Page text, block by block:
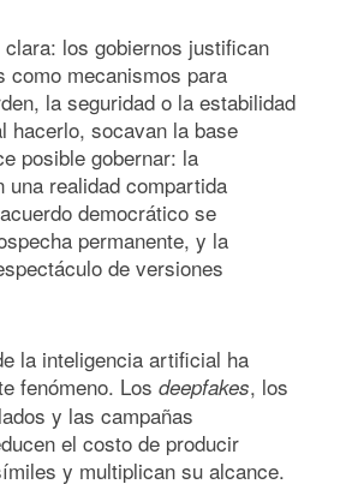
clara: los gobiernos justifican
como mecanismos para
la seguridad o la estabilidad
hacerlo, socavan la base
posible gobernar: la
una realidad compartida
democrático se
permanente, y la
de versiones
la inteligencia artificial ha
fenómeno. Los deepfakes, los
y las campañas
el costo de producir
y multiplican su alcance.